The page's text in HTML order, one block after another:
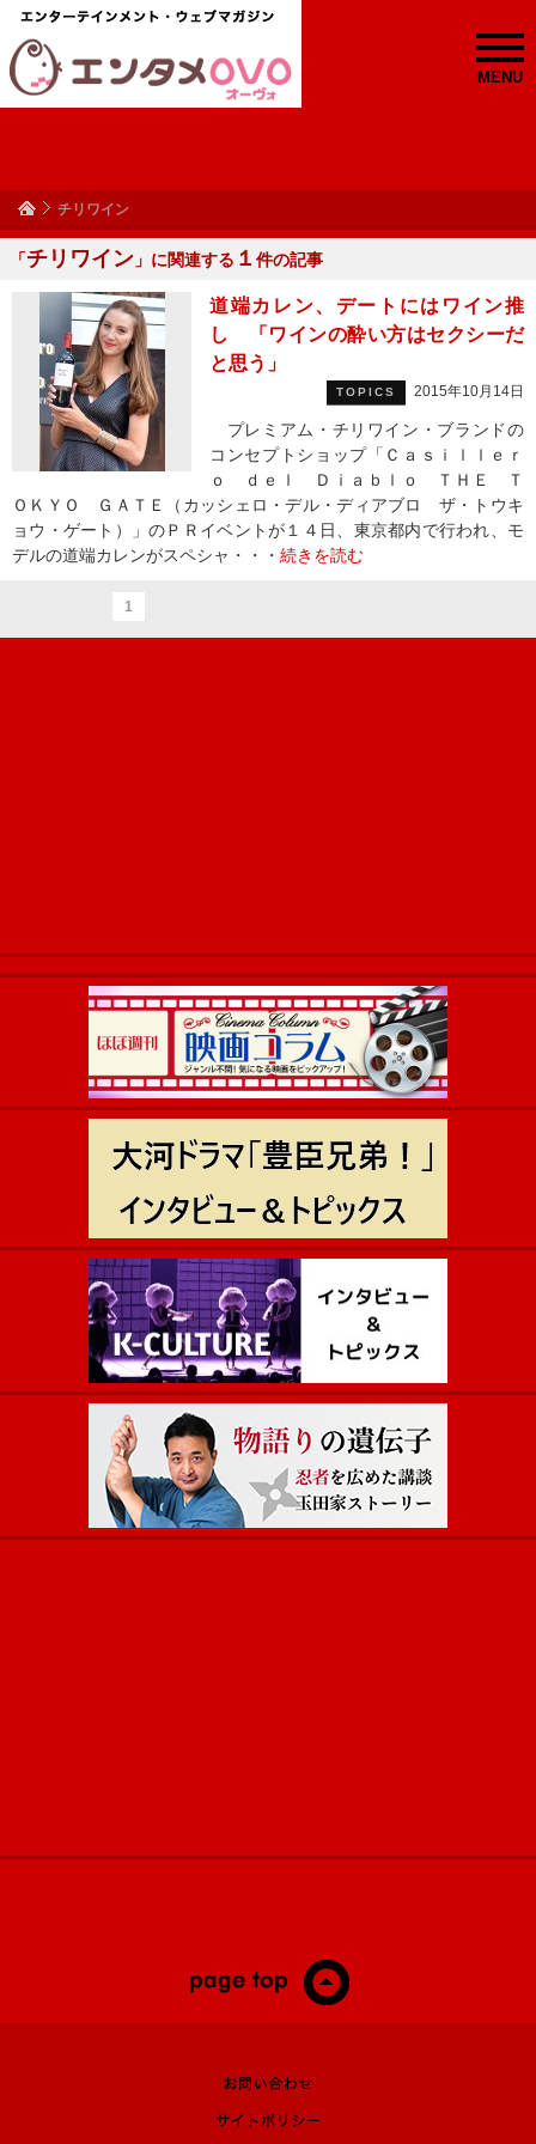
MENU
チリワイン
「チリワイン 」に関連する １ 件の記事
道端カレン、デートにはワイン推
し 「ワインの酔い方はセクシーだ
と思う」
TOPICS 2015年10月14日
プレミアム・チリワイン・ブランドの
コンセプトショップ「Ｃａｓｉｌｌｅｒ
ｏ ｄｅｌ Ｄｉａｂｌｏ ＴＨＥ Ｔ
ＯＫＹＯ ＧＡＴＥ（カッシェロ・デル・ディアブロ ザ・トウキ
ョウ・ゲート）」のＰＲイベントが１４日、東京都内で行われ、モ
デルの道端カレンがスペシャ・・・ 続きを読む
1